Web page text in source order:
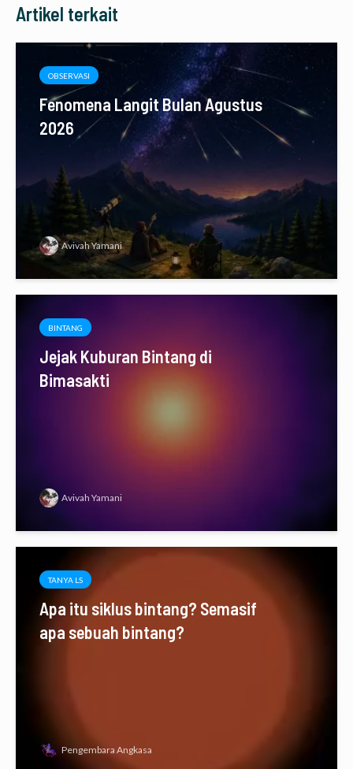
Artikel terkait
OBSERVASI
Fenomena Langit Bulan Agustus
2026
Avivah Yamani
BINTANG
Jejak Kuburan Bintang di
Bimasakti
Avivah Yamani
TANYA LS
Apa itu siklus bintang? Semasif
apa sebuah bintang?
Pengembara Angkasa